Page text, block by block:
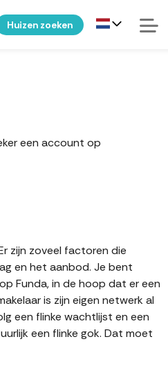
Huizen zoeken
een account op
zijn zoveel factoren die
en het aanbod. Je bent
Funda, in de hoop dat er een
is zijn eigen netwerk al
een flinke wachtlijst en een
een flinke gok. Dat moet